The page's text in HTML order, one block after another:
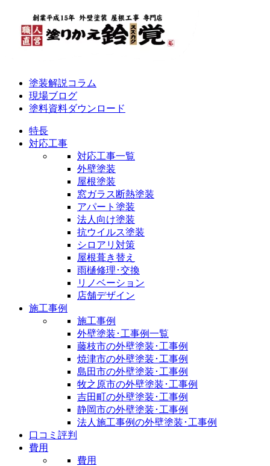
塗装解説コラム
現場ブログ
塗料資料ダウンロード
特長
対応工事
対応工事一覧
外壁塗装
屋根塗装
窓ガラス断熱塗装
アパート塗装
法人向け塗装
抗ウイルス塗装
シロアリ対策
屋根葺き替え
雨樋修理･交換
リノベーション
店舗デザイン
施工事例
施工事例
外壁塗装･工事例一覧
藤枝市の外壁塗装･工事例
焼津市の外壁塗装･工事例
島田市の外壁塗装･工事例
牧之原市の外壁塗装･工事例
吉田町の外壁塗装･工事例
静岡市の外壁塗装･工事例
法人施工事例の外壁塗装･工事例
口コミ評判
費用
費用